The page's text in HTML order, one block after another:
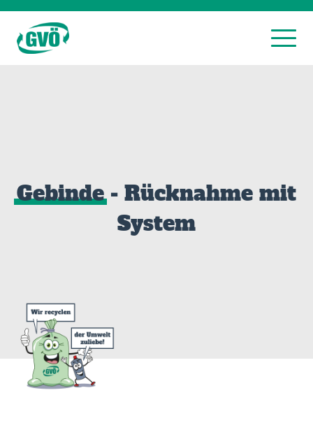
Gebinde- Rücknahme mit
System